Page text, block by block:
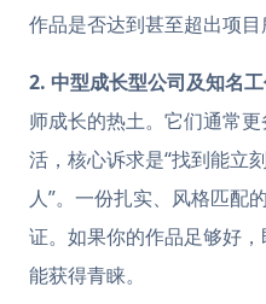
作品是否达到甚至超出项目
2. 中型成长型公司及知名工
师成长的热土。它们通常
活，核心诉求是“找到能立
人”。一份扎实、风格匹配
证。如果你的作品足够好
能获得青睐。